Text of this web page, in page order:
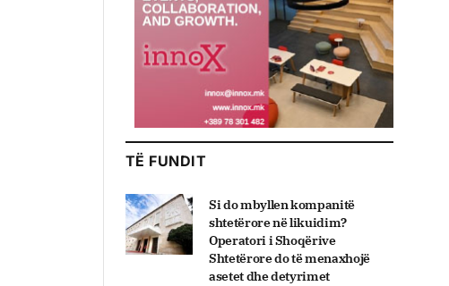
TË FUNDIT
Si do mbyllen kompanitë
shtetërore në likuidim?
Operatori i Shoqërive
Shtetërore do të menaxhojë
asetet dhe detyrimet